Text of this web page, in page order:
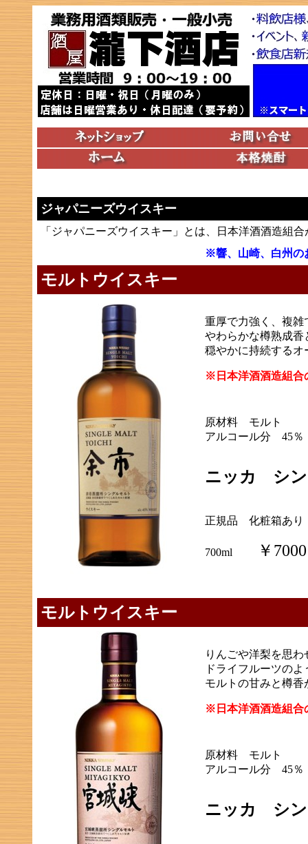
ジャパニーズウイスキー
「ジャパニーズウイスキー」とは、日本洋酒酒造組
※響、山崎、白州の
モルトウイスキー
重厚で力強く、複
やわらかな樽熟成香
穏やかに持続するオ
※日本洋酒酒造組合
原材料 モルト
アルコール分 45％
ニッカ シン
正規品 化粧箱あり
700ml ￥7000
モルトウイスキー
りんごや洋梨を思
ドライフルーツの
モルトの甘みと樽
※日本洋酒酒造組合
原材料 モルト
アルコール分 45％
ニッカ シン